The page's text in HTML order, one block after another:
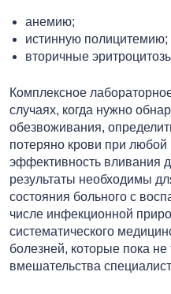
анемию;
истинную полицитемию;
вторичные
Комплексное
случаях, когда нужно
обезвоживания,
потеряно крови при любой
эффективность вливания
результаты необходимы
состояния больного с
числе инфекционной
систематического
болезней, которые пока не
вмешательства